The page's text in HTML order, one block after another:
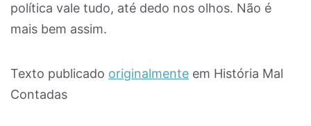
política vale tudo, até dedo nos olhos. Não é
mais bem assim.
Texto publicado originalmente em História Mal
Contadas